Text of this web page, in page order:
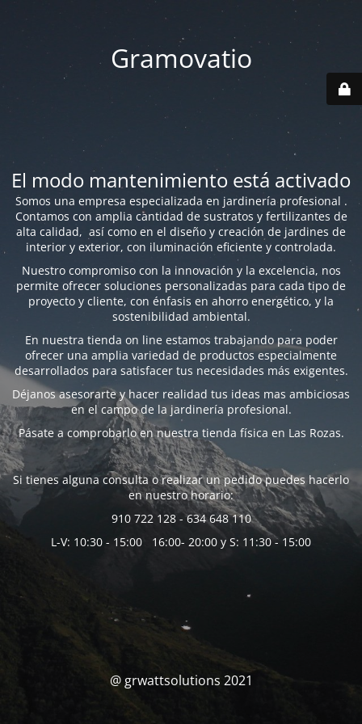
Gramovatio
El modo mantenimiento está activado
Somos una empresa especializada en jardinería profesional .
Contamos con amplia cantidad de sustratos y fertilizantes de
alta calidad, así como en el diseño y creación de jardines de
interior y exterior, con iluminación eficiente y controlada.
Nuestro compromiso con la innovación y la excelencia, nos
permite ofrecer soluciones personalizadas para cada tipo de
proyecto y cliente, con énfasis en ahorro energético, y la
sostenibilidad ambiental.
En nuestra tienda on line estamos trabajando para poder
ofrecer una amplia variedad de productos especialmente
desarrollados para satisfacer tus necesidades más exigentes.
Déjanos asesorarte y hacer realidad tus ideas mas ambiciosas
en el campo de la jardinería profesional.
Pásate a comprobarlo en nuestra tienda física en Las Rozas.
Si tienes alguna consulta o realizar un pedido puedes hacerlo
en nuestro horario:
910 722 128 - 634 648 110
L-V: 10:30 - 15:00 16:00- 20:00 y S: 11:30 - 15:00
@ grwattsolutions 2021